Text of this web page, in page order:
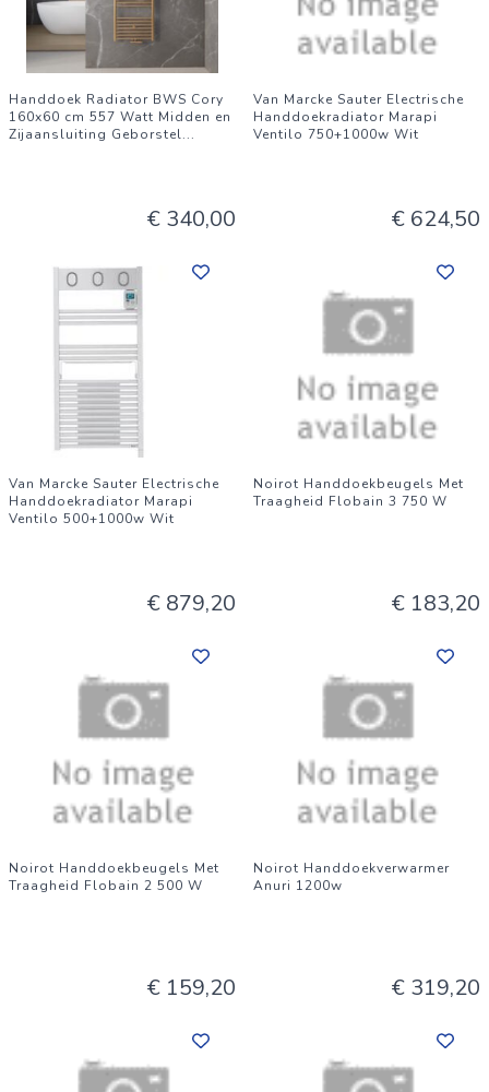
Handdoek Radiator BWS Cory
160x60 cm 557 Watt Midden en
Zijaansluiting Geborstel...
€ 340,00
Van Marcke Sauter Electrische
Handdoekradiator Marapi
Ventilo 750+1000w Wit
€ 624,50
Van Marcke Sauter Electrische
Handdoekradiator Marapi
Ventilo 500+1000w Wit
€ 879,20
Noirot Handdoekbeugels Met
Traagheid Flobain 3 750 W
€ 183,20
Noirot Handdoekbeugels Met
Traagheid Flobain 2 500 W
€ 159,20
Noirot Handdoekverwarmer
Anuri 1200w
€ 319,20